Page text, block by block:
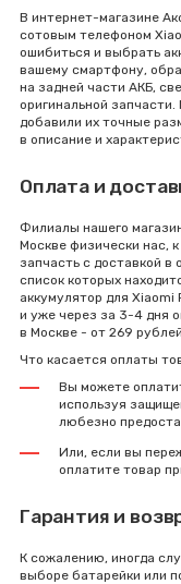
В интернет-магазине
сотовым телефоном
ошибиться и выбрать
вашему смартфону,
на задней части АКБ,
оригинальной
добавили их точные
в описание и
Оплата и
Филиалы нашего
Москве физически нас,
запчасть с доставкой
список которых
аккумулятор для Xiaomi
и уже через за 3-4 дня
в Москве - от 269
Что касается оплаты
Вы можете
используя
любезно
Или, если вы
оплатите товар
Гарантия и
К сожалению, иногда
выборе батарейки или